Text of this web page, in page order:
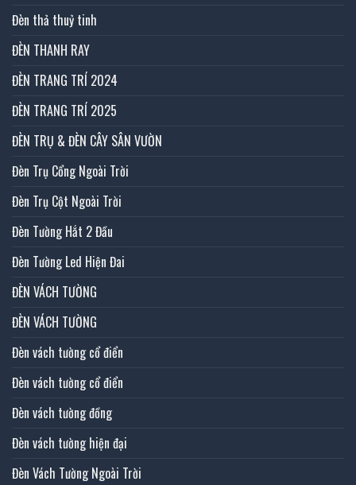
Đèn thả thuỷ tinh
ĐÈN THANH RAY
ĐÈN TRANG TRÍ 2024
ĐÈN TRANG TRÍ 2025
ĐÈN TRỤ & ĐÈN CÂY SÂN VƯỜN
Đèn Trụ Cổng Ngoài Trời
Đèn Trụ Cột Ngoài Trời
Đèn Tường Hắt 2 Đầu
Đèn Tường Led Hiện Đai
ĐÈN VÁCH TƯỜNG
ĐÈN VÁCH TƯỜNG
Đèn vách tường cổ điển
Đèn vách tường cổ điển
Đèn vách tường đồng
Đèn vách tường hiện đại
Đèn Vách Tường Ngoài Trời